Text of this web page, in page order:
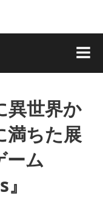
異世界か
満ちた展
ーム